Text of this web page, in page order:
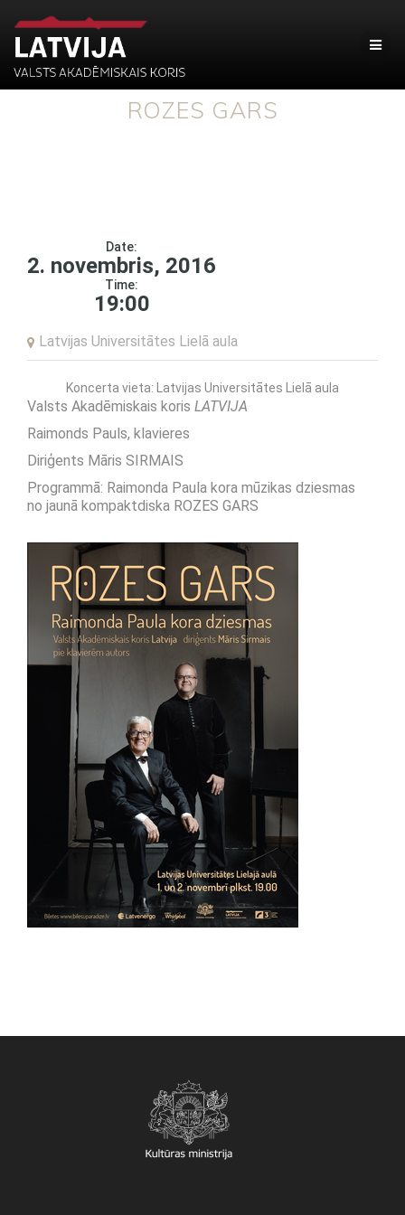
ROZES GARS
Date:
2. novembris, 2016
Time:
19:00
Latvijas Universitātes Lielā aula
Koncerta vieta: Latvijas Universitātes Lielā aula
Valsts Akadēmiskais koris LATVIJA
Raimonds Pauls, klavieres
Diriģents Māris SIRMAIS
Programmā: Raimonda Paula kora mūzikas dziesmas
no jaunā kompaktdiska ROZES GARS